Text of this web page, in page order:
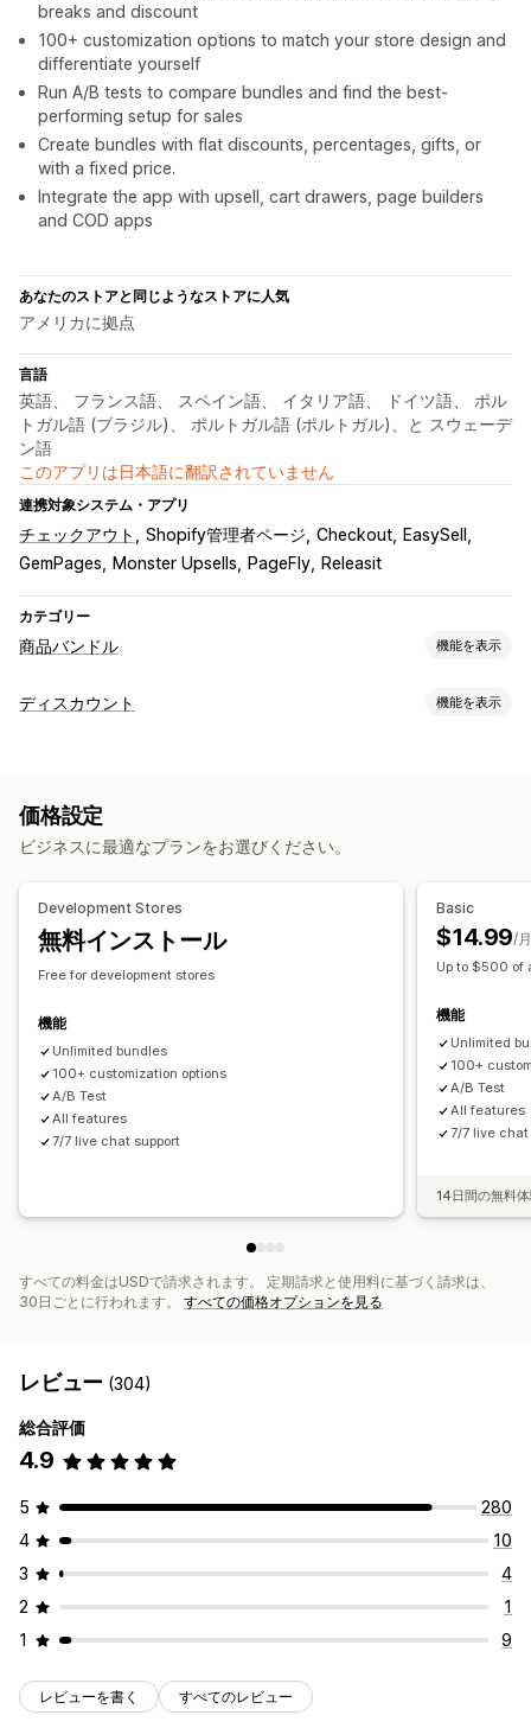
breaks and discount
100+ customization options to match your store design and
differentiate yourself
Run A/B tests to compare bundles and find the best-
performing setup for sales
Create bundles with flat discounts, percentages, gifts, or
with a fixed price.
Integrate the app with upsell, cart drawers, page builders
and COD apps
あなたのストアと同じようなストアに人気
アメリカに拠点
言語
英語、 フランス語、 スペイン語、 イタリア語、 ドイツ語、 ポル
トガル語 (ブラジル)、 ポルトガル語 (ポルトガル)、と スウェーデ
ン語
このアプリは日本語に翻訳されていません
連携対象システム・アプリ
チェックアウト Shopify管理者ページ Checkout
EasySell
GemPages
Monster Upsells PageFly Releasit
カテゴリー
商品バンドル 機能を表示
バンドルタイプ
カスタムバンドル
固定価格設定
段階的な価格設定
ディスカウント
ボリュームディスカウント
BOGO
ディスカウント 機能を表示
ボリュームディスカウント
割引率によるディスカウント 一括割引 カートディスカウント
アップセルディスカウント
カスタムディスカウント
ディスカウント管理
編集ツール
ディスカウントの組み合わせ
価格設定
ビジネスに最適なプランをお選びください。
Development Stores
無料インストール
Free for development stores
機能
Unlimited bundles
100+ customization options
A/B Test
All features
7/7 live chat support
Basic
$14.99/
Up to $500 of
機能
Unlimited
100+
A/B Test
All features
7/7 live chat
14日間の無料
すべての料金はUSDで請求されます。 定期請求と使用料に基づく請求は、
30日ごとに行われます。 すべての価格オプションを見る
レビュー (304)
総合評価
4.9
5
280
4
10
3
4
2
1
1
9
レビューを書く すべてのレビュー